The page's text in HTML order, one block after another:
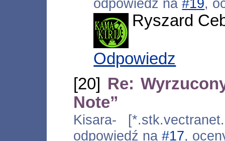
odpowiedź na#19,
Ryszard
Odpowiedz
[20] Re:
Note”
Kisara-
odpowiedź na#17,